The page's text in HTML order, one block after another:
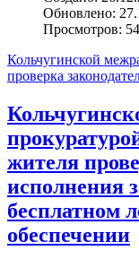
Обновлено:
Просмотров: 54
Кольчугинской
проверка
жителя
исполнения
бесплатном
обеспечении